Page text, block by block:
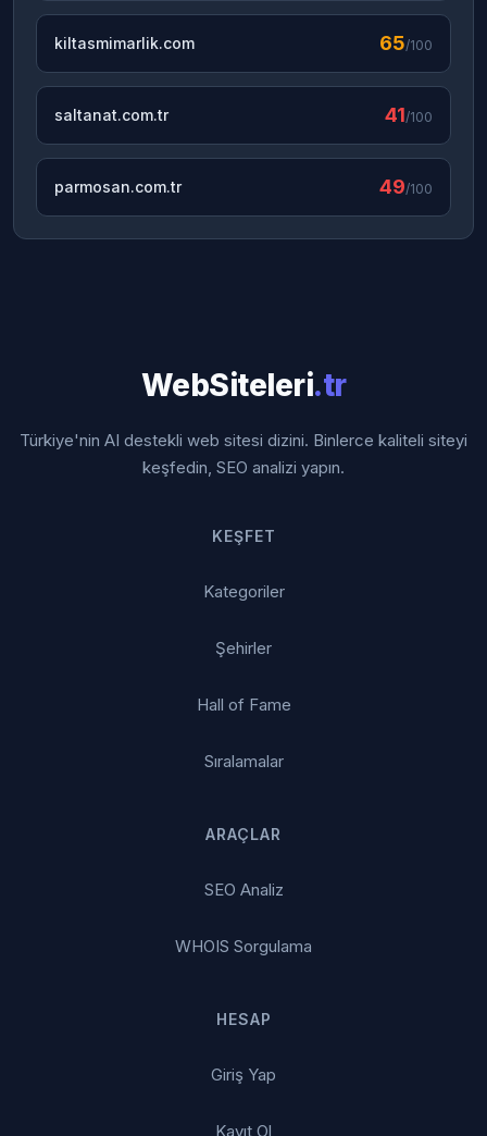
kiltasmimarlik.com 65/100
saltanat.com.tr 41/100
parmosan.com.tr 49/100
WebSiteleri.tr
Türkiye'nin AI destekli web sitesi dizini. Binlerce kaliteli siteyi
keşfedin, SEO analizi yapın.
KEŞFET
Kategoriler
Şehirler
Hall of Fame
Sıralamalar
ARAÇLAR
SEO Analiz
WHOIS Sorgulama
HESAP
Giriş Yap
Kayıt Ol